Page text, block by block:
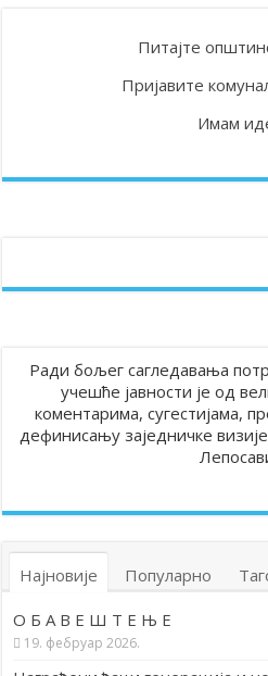
Питајте
Пријавите
Имам
Ради бољег сагледавања
учешће јавности је од
коментарима, сугестијама,
дефинисању заједничке
Најновије Популарно
О Б А В Е Ш Т Е Њ Е
19. фебруар 2026.